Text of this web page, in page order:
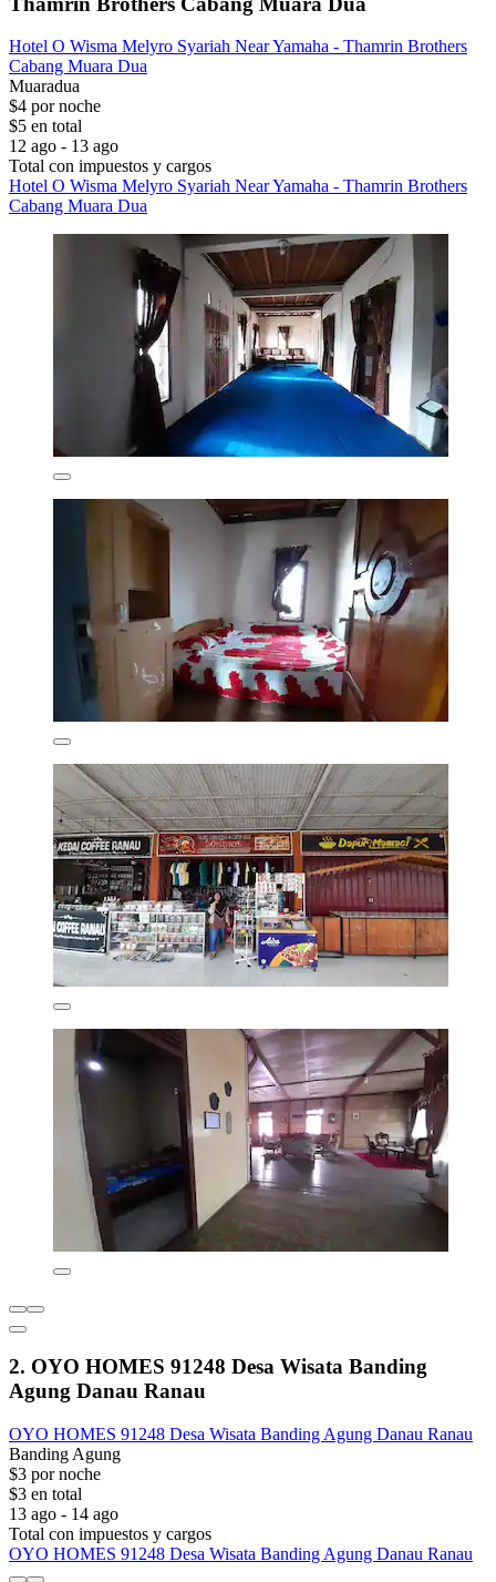
Hotel O Wisma Melyro Syariah Near Yamaha - Thamrin Brothers
Cabang Muara Dua
Muaradua
$4 por noche
$5 en total
12 ago - 13 ago
Total con impuestos y cargos
Hotel O Wisma Melyro Syariah Near Yamaha - Thamrin Brothers
Cabang Muara Dua
2. OYO HOMES 91248 Desa Wisata Banding
Agung Danau Ranau
OYO HOMES 91248 Desa Wisata Banding Agung Danau Ranau
Banding Agung
$3 por noche
$3 en total
13 ago - 14 ago
Total con impuestos y cargos
OYO HOMES 91248 Desa Wisata Banding Agung Danau Ranau